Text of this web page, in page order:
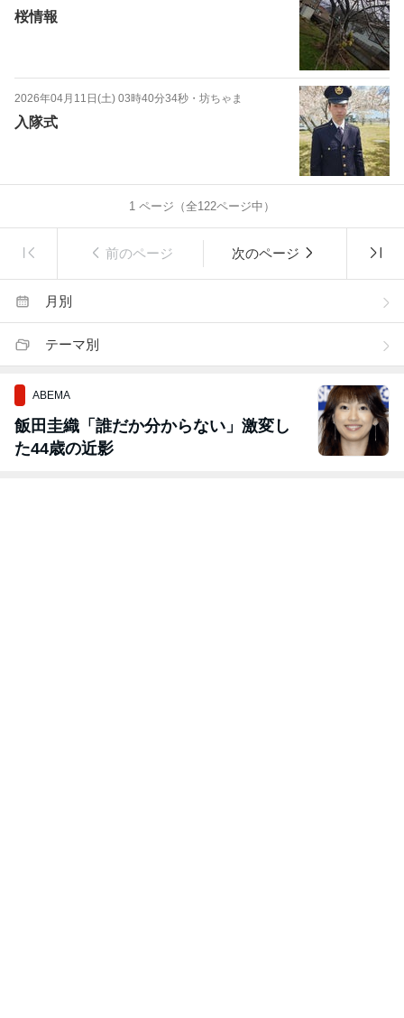
桜情報
2026年04月11日(土) 03時40分34秒 ・ 坊ちゃま
入隊式
1 ページ（全122ページ中）
前のページ 次のページ
月別
テーマ別
ABEMA
飯田圭織「誰だか分からない」激変し
た44歳の近影